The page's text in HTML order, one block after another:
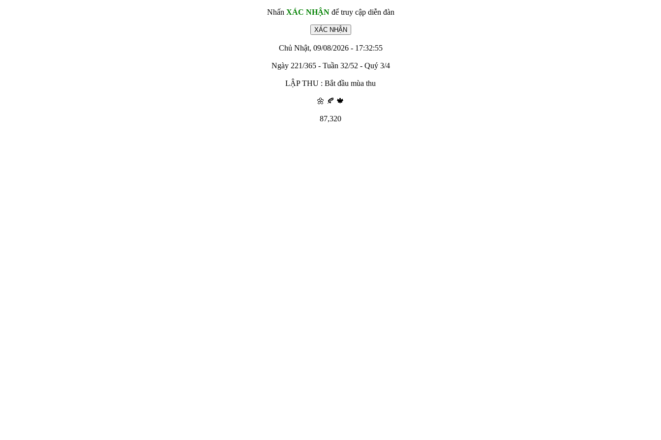
Nhấn XÁC NHẬNđể truy cập diễn đàn
Chủ Nhật, 09/08/2026 - 17:32:55
Ngày 221/365 - Tuần 32/52 - Quý 3/4
LẬP THU : Bắt đầu mùa thu
🌼 🍂 🍁
87,320